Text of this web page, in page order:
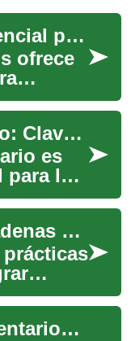
Plan de estudios esencial para la gestión de la cadena de suministro
ofrece
de
Gestión de inventario: Clave para la productividad industrial
es
para la
en
Sostenibilidad en cadenas de suministro de alto volumen: prácticas aplicables
de
Optimización de inventarios para cadenas de suministro en obra